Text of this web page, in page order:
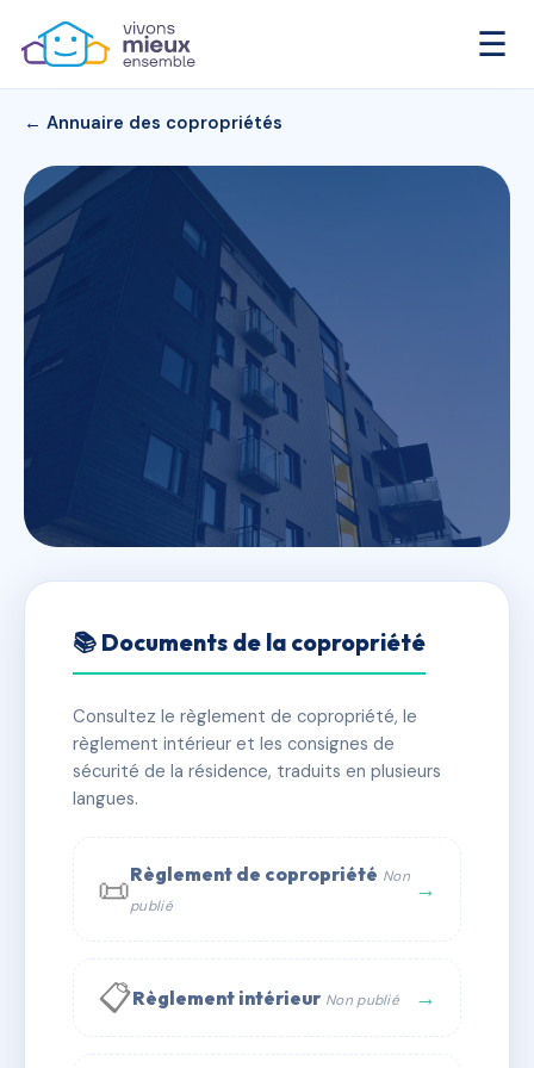
☰
← Annuaire des copropriétés
SOLEIL 32
✓ Immatriculée 🏠 100 lots 🏗 1 bâtiment(s)
📞 Contacter Syndic Digital
📚 Documents de la copropriété
Consultez le règlement de copropriété, le
règlement intérieur et les consignes de
sécurité de la résidence, traduits en plusieurs
langues.
📜Règlement de copropriété Non
publié
→
📋Règlement intérieur Non publié →